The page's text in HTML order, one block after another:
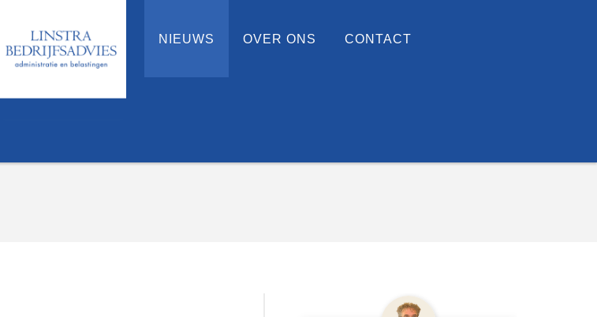
NIEUWS OVER ONS CONTACT